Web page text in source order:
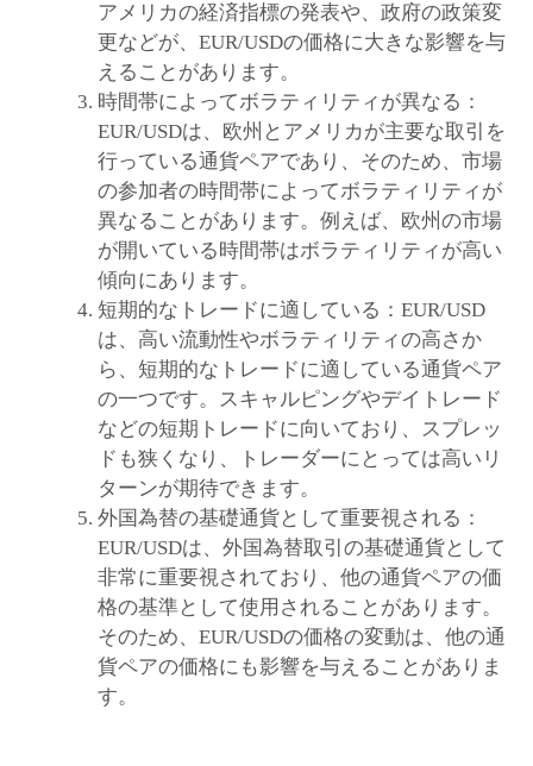
アメリカの経済指標の発表や、政府の政策変
更などが、EUR/USDの価格に大きな影響を与
えることがあります。
時間帯によってボラティリティが異なる：
EUR/USDは、欧州とアメリカが主要な取引を
行っている通貨ペアであり、そのため、市場
の参加者の時間帯によってボラティリティが
異なることがあります。例えば、欧州の市場
が開いている時間帯はボラティリティが高い
傾向にあります。
短期的なトレードに適している：EUR/USD
は、高い流動性やボラティリティの高さか
ら、短期的なトレードに適している通貨ペア
の一つです。スキャルピングやデイトレード
などの短期トレードに向いており、スプレッ
ドも狭くなり、トレーダーにとっては高いリ
ターンが期待できます。
外国為替の基礎通貨として重要視される：
EUR/USDは、外国為替取引の基礎通貨として
非常に重要視されており、他の通貨ペアの価
格の基準として使用されることがあります。
そのため、EUR/USDの価格の変動は、他の通
貨ペアの価格にも影響を与えることがありま
す。